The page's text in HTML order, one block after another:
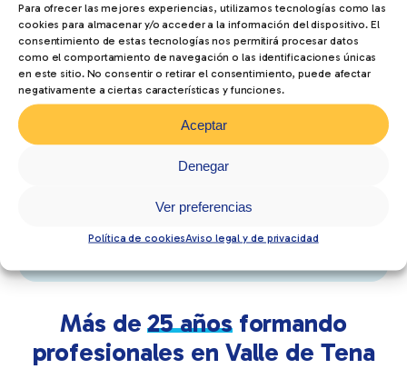
Para ofrecer las mejores experiencias, utilizamos tecnologías como las
cookies para almacenar y/o acceder a la información del dispositivo. El
consentimiento de estas tecnologías nos permitirá procesar datos
como el comportamiento de navegación o las identificaciones únicas
en este sitio. No consentir o retirar el consentimiento, puede afectar
negativamente a ciertas características y funciones.
Aceptar
Denegar
Ver preferencias
Política de cookiesAviso legal y de privacidad
+5000 alumnos titulados
docentes especializados
+10 cursos de formación
Más de25 añosformando
profesionales en Valle de Tena